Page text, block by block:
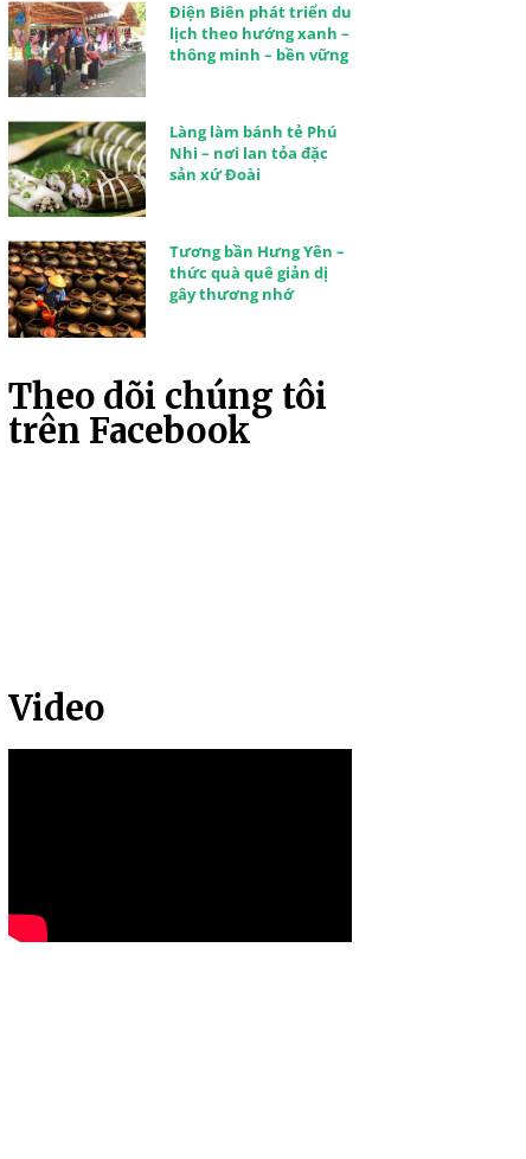
Điện Biên phát triển du
lịch theo hướng xanh –
thông minh – bền vững
Làng làm bánh tẻ Phú
Nhi – nơi lan tỏa đặc
sản xứ Đoài
Tương bần Hưng Yên –
thức quà quê giản dị
gây thương nhớ
Theo dõi chúng tôi
trên Facebook
Video